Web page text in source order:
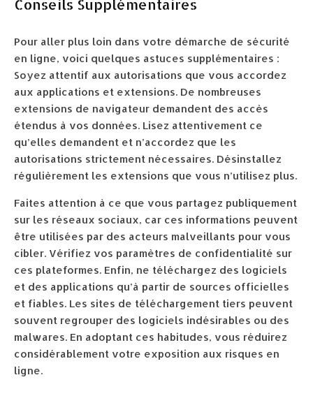
Conseils Supplémentaires
Pour aller plus loin dans votre démarche de sécurité
en ligne, voici quelques astuces supplémentaires :
Soyez attentif aux autorisations que vous accordez
aux applications et extensions. De nombreuses
extensions de navigateur demandent des accès
étendus à vos données. Lisez attentivement ce
qu’elles demandent et n’accordez que les
autorisations strictement nécessaires. Désinstallez
régulièrement les extensions que vous n’utilisez plus.
Faites attention à ce que vous partagez publiquement
sur les réseaux sociaux, car ces informations peuvent
être utilisées par des acteurs malveillants pour vous
cibler. Vérifiez vos paramètres de confidentialité sur
ces plateformes. Enfin, ne téléchargez des logiciels
et des applications qu’à partir de sources officielles
et fiables. Les sites de téléchargement tiers peuvent
souvent regrouper des logiciels indésirables ou des
malwares. En adoptant ces habitudes, vous réduirez
considérablement votre exposition aux risques en
ligne.